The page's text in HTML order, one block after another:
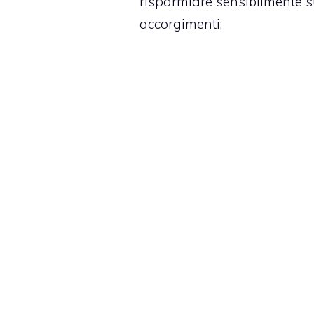
accorgimenti;